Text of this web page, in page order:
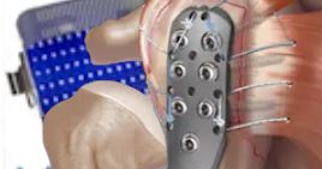
Produto
Ombro